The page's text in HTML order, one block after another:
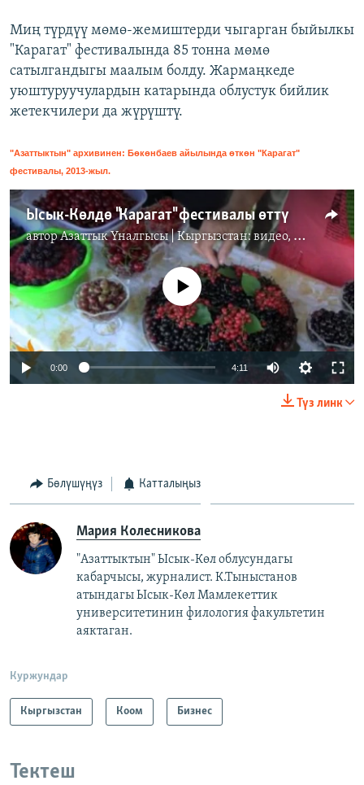
Миң түрдүү мөмө-жемиштерди чыгарган быйылкы
"Карагат" фестивалында 85 тонна мөмө
сатылгандыгы маалым болду. Жармаңкеде
уюштуруучулардын катарында облустук бийлик
жетекчилери да жүрүштү.
"Азаттыктын" архивинен: Бөкөнбаев айылында өткөн "Карагат"
фестивалы, 2013-жыл.
Ысык-Көлдө "Карагат" фестивалы өттү
авторАзаттык Үналгысы | Кыргызстан: видео, фото, кабарлар
No media source currently available
0:00 4:11
Түз линк
Бөлүшүңүз Катталыңыз
Мария Колесникова
"Азаттыктын" Ысык-Көл облусундагы
кабарчысы, журналист. К.Тыныстанов
атындагы Ысык-Көл Мамлекеттик
университетинин филология факультетин
аяктаган.
Куржундар
Кыргызстан Коом Бизнес
Тектеш